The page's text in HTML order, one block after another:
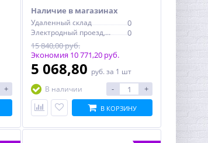
+
Наличие в магазинах
Удаленный склад 0
Электродный проезд, 6с1
0
15 840,00 руб.
Экономия 10 771,20 руб.
5 068,80 руб. за 1 шт
В наличии
- +
В КОРЗИНУ